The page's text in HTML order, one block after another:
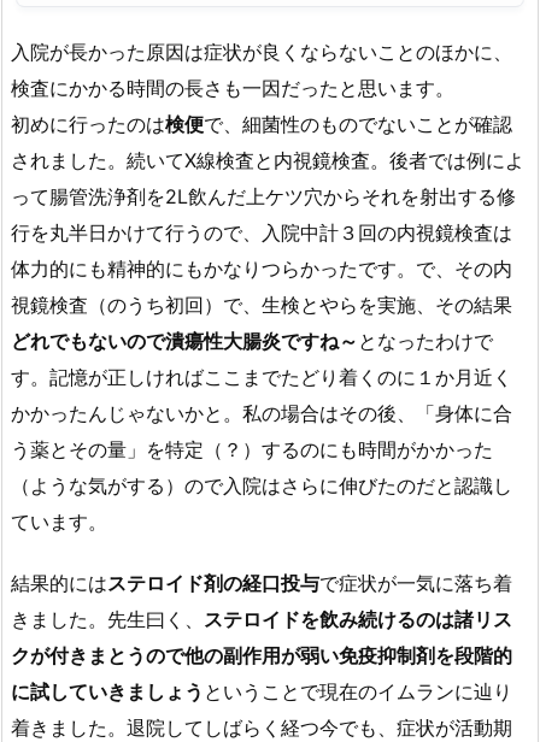
入院が長かった原因は症状が良くならないことのほかに、
検査にかかる時間の長さも一因だったと思います。
初めに行ったのは検便で、細菌性のものでないことが確認
されました。続いてX線検査と内視鏡検査。後者では例によ
って腸管洗浄剤を2L飲んだ上ケツ穴からそれを射出する修
行を丸半日かけて行うので、入院中計３回の内視鏡検査は
体力的にも精神的にもかなりつらかったです。で、その内
視鏡検査（のうち初回）で、生検とやらを実施、その結果
どれでもないので潰瘍性大腸炎ですね～ となったわけで
す。記憶が正しければここまでたどり着くのに１か月近く
かかったんじゃないかと。私の場合はその後、「身体に合
う薬とその量」を特定（？）するのにも時間がかかった
（ような気がする）ので入院はさらに伸びたのだと認識し
ています。
結果的にはステロイド剤の経口投与で症状が一気に落ち着
きました。先生曰く、 ステロイドを飲み続けるのは諸リス
クが付きまとうので他の副作用が弱い免疫抑制剤を段階的
に試していきましょう ということで現在のイムランに辿り
着きました。退院してしばらく経つ今でも、症状が活動期